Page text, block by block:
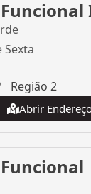
Sexta
Região 2
Abrir